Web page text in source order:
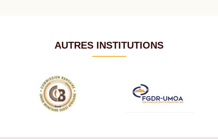
AUTRES INSTITUTIONS